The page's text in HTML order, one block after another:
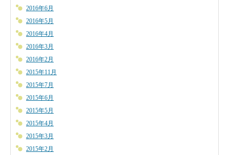
2016年6月
2016年5月
2016年4月
2016年3月
2016年2月
2015年11月
2015年7月
2015年6月
2015年5月
2015年4月
2015年3月
2015年2月